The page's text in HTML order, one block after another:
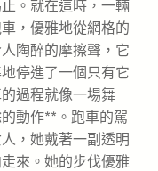
。就在這時，一輛
，優雅地從網格的
陶醉的摩擦聲，它
停進了一個只有它
過程就像一場舞
動作**。跑車的駕
，她戴著一副透明
來。她的步伐優雅